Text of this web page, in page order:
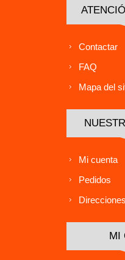
Contactar
FAQ
Mapa del
Mi cuenta
Pedidos
Direcciones
MI